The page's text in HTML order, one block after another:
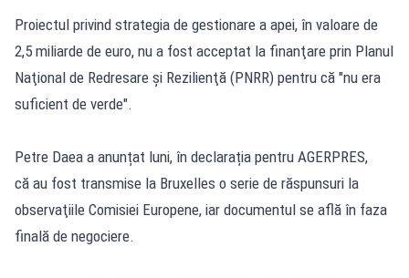
Proiectul privind strategia de gestionare a apei, în valoare de
2,5 miliarde de euro, nu a fost acceptat la finanţare prin Planul
Naţional de Redresare şi Rezilienţă (PNRR) pentru că "nu era
suficient de verde".
Petre Daea a anunțat luni, în declarația pentru AGERPRES,
că au fost transmise la Bruxelles o serie de răspunsuri la
observaţiile Comisiei Europene, iar documentul se află în faza
finală de negociere.